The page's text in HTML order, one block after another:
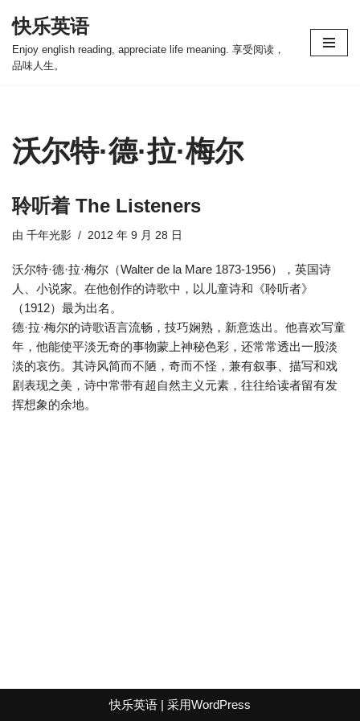
跳
至
快乐英语
Enjoy english reading, appreciate life meaning. 享受阅读，
品味人生。
沃尔特·德·拉·梅尔
聆听着 The Listeners
由 千年光影 2012 年 9 月 28 日
沃尔特·德·拉·梅尔（Walter de la Mare 1873-1956），英国诗
人、小说家。在他创作的诗歌中，以儿童诗和《聆听者》
（1912）最为出名。
德·拉·梅尔的诗歌语言流畅，技巧娴熟，新意迭出。他喜欢写童
年，他能使平淡无奇的事物蒙上神秘色彩，还常常透出一股淡
淡的哀伤。其诗风简而不陋，奇而不怪，兼有叙事、描写和戏
剧表现之美，诗中常带有超自然主义元素，往往给读者留有发
挥想象的余地。
快乐英语 | 采用WordPress